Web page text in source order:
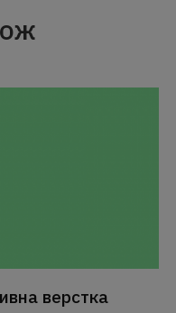
верстка